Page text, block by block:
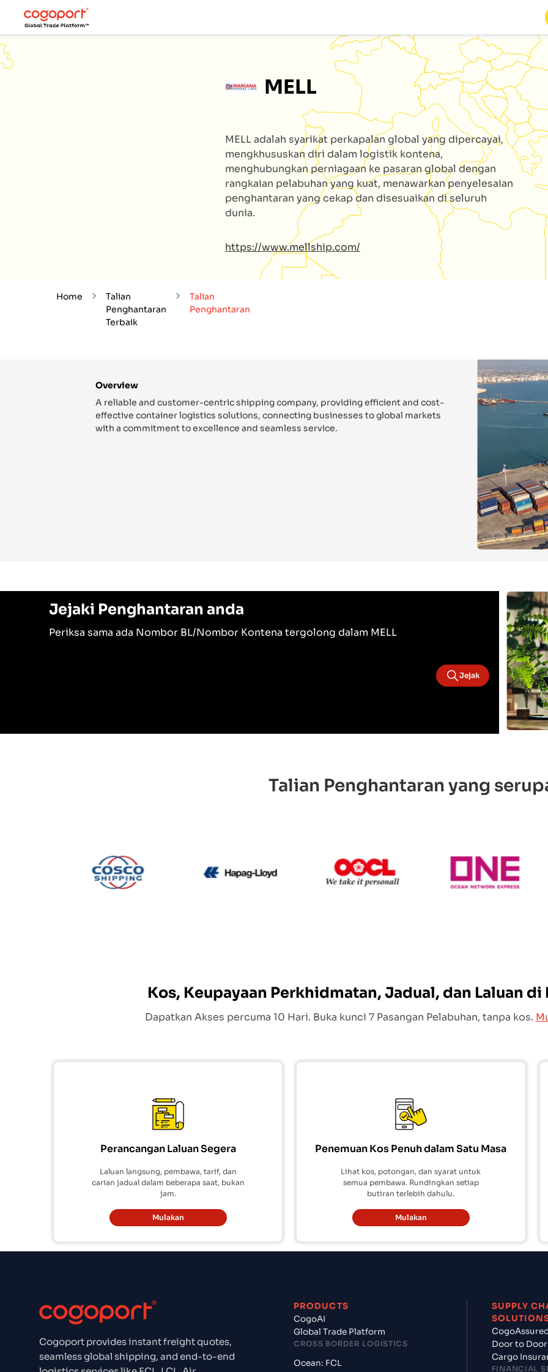
MELL
MELLadalah syarikat perkapalan global yang dipercayai,
mengkhususkan diri dalam logistik kontena,
menghubungkan perniagaan ke pasaran global dengan
rangkaian pelabuhan yang kuat, menawarkan penyelesaian
penghantaran yang cekap dan disesuaikan di seluruh
dunia.
https://www.mellship.com/
Home
Talian
Penghantaran
Terbaik
Talian
Penghantaran
Overview
A reliable and customer-centric shipping company, providing efficient and cost-
effective container logistics solutions, connecting businesses to global markets
with a commitment to excellence and seamless service.
Jejaki Penghantaran anda
Periksa sama ada Nombor BL/Nombor Kontena tergolong dalam MELL
Jejak
Talian Penghantaran yang
ONE
Kos, Keupayaan Perkhidmatan, Jadual, dan Laluan
Dapatkan Akses percuma 10 Hari. Buka kunci 7 Pasangan Pelabuhan, tanpa kos.
Perancangan Laluan Segera
Laluan langsung, pembawa, tarif, dan
carian jadual dalam beberapa saat, bukan
jam.
Mulakan
Penemuan Kos Penuh dalam Satu Masa
Lihat kos, potongan, dan syarat untuk
semua pembawa. Rundingkan setiap
butiran terlebih dahulu.
Mulakan
Cogoport provides instant freight quotes,
seamless global shipping, and end-to-end
PRODUCTS
CogoAI
Global Trade Platform
CROSS BORDER LOGISTICS
Ocean: FCL
SUPPLY
Door to
Cargo
FINANCIAL